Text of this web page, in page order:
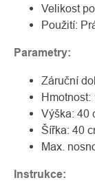
Velikost
Použití:
Parametry:
Záruční
Hmotnost:
Výška: 40
Šířka: 40
Max.
Instrukce: